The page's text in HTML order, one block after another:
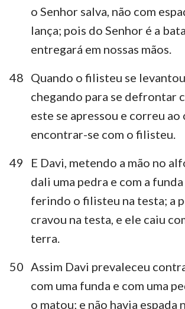
o Senhor salva, não com
lança; pois do Senhor é a
entregará em nossas mãos.
48 Quando o filisteu se
chegando para se defrontar
este se apressou e correu ao
encontrar-se com o filisteu.
49
E Davi, metendo a mão no
dali uma pedra e com a
ferindo o filisteu na testa; a
cravou na testa, e ele caiu
terra.
50 Assim Davi prevaleceu
com uma funda e com uma
o matou; e não havia espada